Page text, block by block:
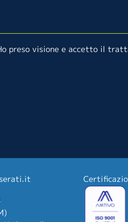
preso visione e accetto il